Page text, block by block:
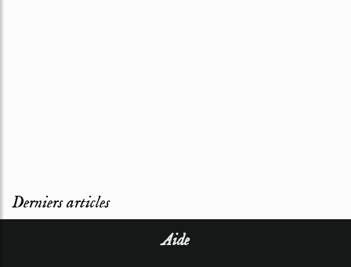
Derniers articles
Aide